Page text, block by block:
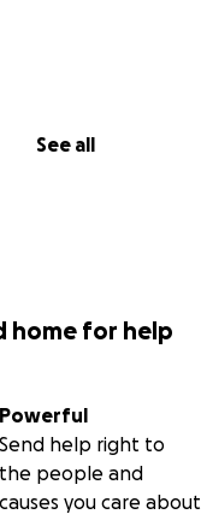
See all
home for help
Powerful
Send help right to
the people and
causes you care about